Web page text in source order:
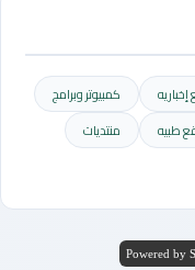
كمبيوتر وبرامج
طبيه
منتديات
Powered by